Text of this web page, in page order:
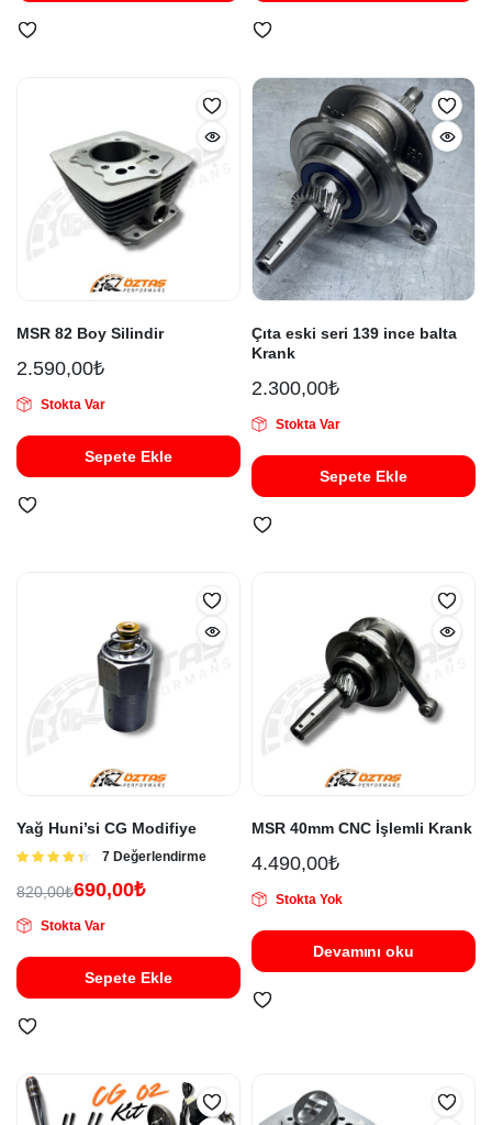
MSR 82 Boy Silindir
2.590,00₺
Stokta Var
Sepete Ekle
Çıta eski seri 139 ince balta
Krank
2.300,00₺
Stokta Var
Sepete Ekle
Yağ Huni’si CG Modifiye
4.43oy
7 Değerlendirme
820,00₺690,00₺
Stokta Var
Sepete Ekle
MSR 40mm CNC İşlemli Krank
4.490,00₺
Stokta Yok
Devamını oku